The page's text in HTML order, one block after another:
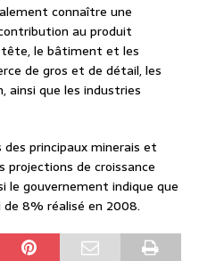
connaître une
au produit
le bâtiment et les
de gros et de détail, les
que les industries
principaux minerais et
projections de croissance
le gouvernement indique que
8% réalisé en 2008.